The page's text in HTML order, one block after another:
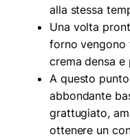
alla stessa
Una volta
forno vengono
crema densa e
A questo
abbondante
grattugiato,
ottenere un